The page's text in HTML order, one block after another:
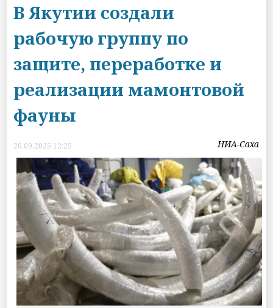
В Якутии создали
рабочую группу по
защите, переработке и
реализации мамонтовой
фауны
26.09.2025 12:25 НИА-Саха